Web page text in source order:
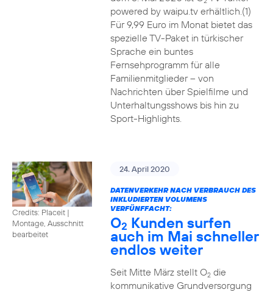
powered by waipu.tv erhältlich.(1)
Für 9,99 Euro im Monat bietet das
spezielle TV-Paket in türkischer
Sprache ein buntes
Fernsehprogramm für alle
Familienmitglieder – von
Nachrichten über Spielfilme und
Unterhaltungsshows bis hin zu
Sport-Highlights.
Credits: Placeit |
Montage, Ausschnitt
bearbeitet
24. April 2020
DATENVERKEHR NACH VERBRAUCH DES
INKLUDIERTEN VOLUMENS
VERFÜNFFACHT:
O2 Kunden surfen
auch im Mai schneller
endlos weiter
Seit Mitte März stellt O2die
kommunikative Grundversorgung